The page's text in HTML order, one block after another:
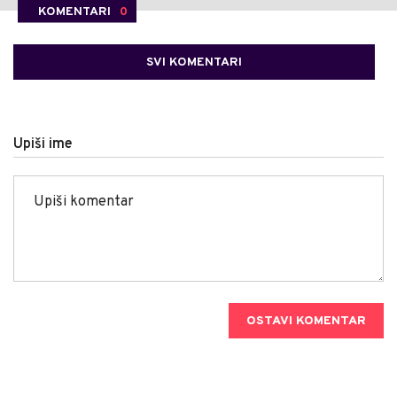
KOMENTARI 0
SVI KOMENTARI
Upiši ime
OSTAVI KOMENTAR